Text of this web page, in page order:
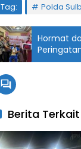
Tag: Polda
Hormat
Berita Terkait